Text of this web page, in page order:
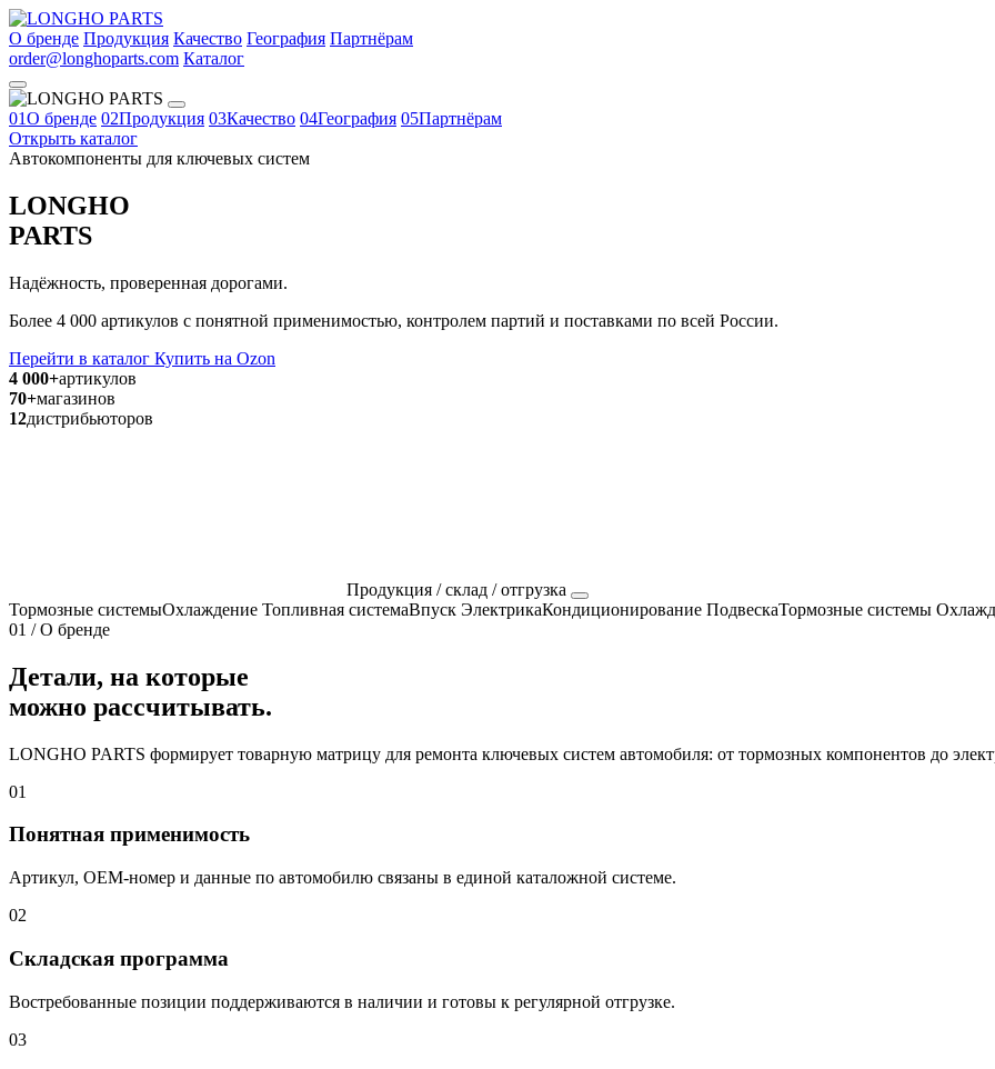
О бренде Продукция Качество География Партнёрам
order@longhoparts.com Каталог
01О бренде 02Продукция 03Качество 04География 05Партнёрам
Открыть каталог
Автокомпоненты для ключевых систем
LONGHO
PARTS
Надёжность, проверенная дорогами.
Более 4 000 артикулов с понятной применимостью, контролем партий и поставками по всей России.
Перейти в каталог Купить на Ozon
4 000+артикулов
70+магазинов
12дистрибьюторов
Продукция / склад / отгрузка
Тормозные системыОхлаждение Топливная системаВпуск ЭлектрикаКондиционирование ПодвескаТормозные системы
01 / О бренде
Детали, на которые
можно рассчитывать.
LONGHO PARTS формирует товарную матрицу для ремонта ключевых систем автомобиля: от тормозных компонентов до
01
Понятная применимость
Артикул, OEM-номер и данные по автомобилю связаны в единой каталожной системе.
02
Складская программа
Востребованные позиции поддерживаются в наличии и готовы к регулярной отгрузке.
03